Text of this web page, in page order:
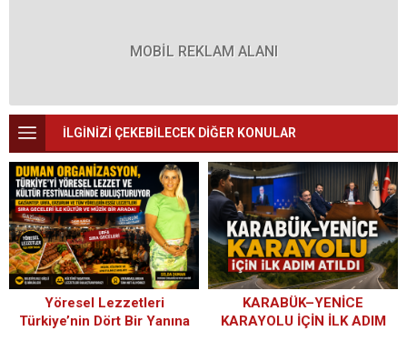
MOBİL REKLAM ALANI
İLGİNİZİ ÇEKEBİLECEK DİĞER KONULAR
Yöresel Lezzetleri
Türkiye’nin Dört Bir Yanına
KARABÜK–YENİCE
KARAYOLU İÇİN İLK ADIM